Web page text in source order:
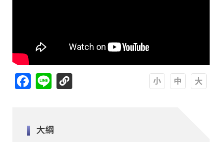
Facebook
Line
大綱